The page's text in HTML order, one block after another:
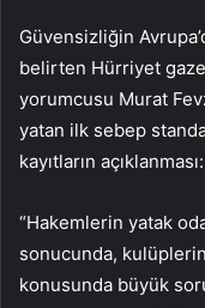
Güvensizliğin
belirten Hürriyet
yorumcusu Murat
yatan ilk sebep
kayıtların açıklanması:
“Hakemlerin yatak
sonucunda,
konusunda büyük